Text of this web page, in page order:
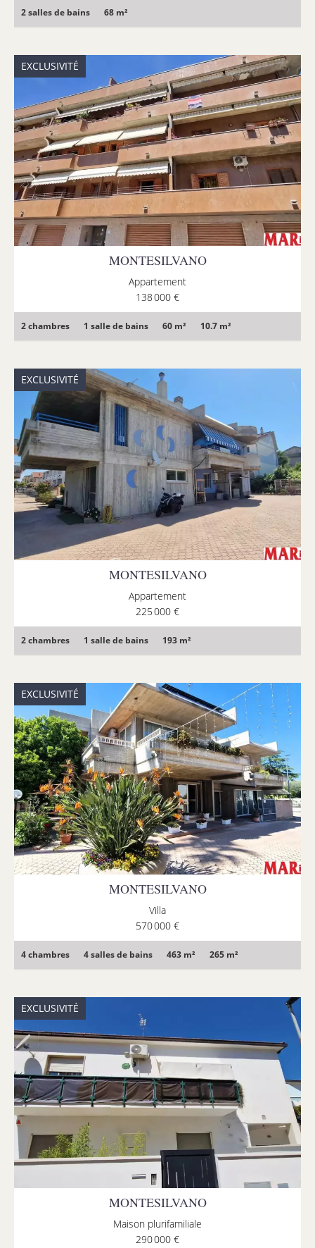
2 salles de bains 68 m²
MONTESILVANO
Appartement
138 000 €
2 chambres 1 salle de bains 60 m² 10.7 m²
EXCLUSIVITÉ
MONTESILVANO
Appartement
225 000 €
2 chambres 1 salle de bains 193 m²
EXCLUSIVITÉ
MONTESILVANO
Villa
570 000 €
4 chambres 4 salles de bains 463 m² 265 m²
EXCLUSIVITÉ
MONTESILVANO
Maison plurifamiliale
290 000 €
EXCLUSIVITÉ